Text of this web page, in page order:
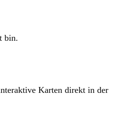
bin.
Karten direkt in der